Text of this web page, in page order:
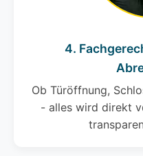
4.
Ob Türöffnung,
- alles wird direkt